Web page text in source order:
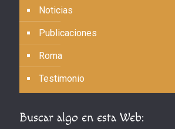
Noticias
Publicaciones
Roma
Testimonio
Buscar algo en esta Web: